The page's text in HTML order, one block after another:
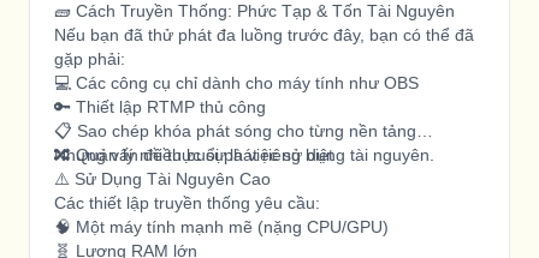
🧱 Cách Truyền Thống: Phức Tạp & Tốn Tài Nguyên
Nếu bạn đã thử phát đa luồng trước đây, bạn có thể đã
gặp phải:
💻 Các công cụ chỉ dành cho máy tính như OBS
🔑 Thiết lập RTMP thủ công
📋 Sao chép khóa phát sóng cho từng nền tảng
🔀 Quản lý nhiều buổi phát riêng biệt
Nhưng vấn đề thực sự là việc sử dụng tài nguyên.
⚠️ Sử Dụng Tài Nguyên Cao
Các thiết lập truyền thống yêu cầu:
🧠 Một máy tính mạnh mẽ (nặng CPU/GPU)
🧬 Lượng RAM lớn